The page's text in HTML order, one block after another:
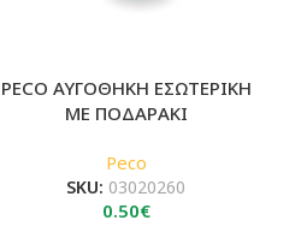
PECO ΑΥΓΟΘΗΚΗ ΕΣΩΤΕΡΙΚΗ
ΜΕ ΠΟΔΑΡΑΚΙ
Peco
SKU: 03020260
0.50€